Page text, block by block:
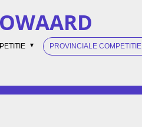
PROVINCIALE COMPETITIE